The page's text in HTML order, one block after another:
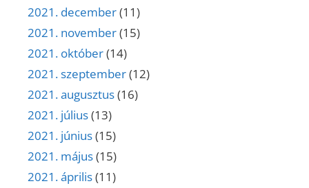
2021. december(11)
2021. november(15)
2021. október(14)
2021. szeptember(12)
2021. augusztus(16)
2021. július(13)
2021. június(15)
2021. május(15)
2021. április(11)